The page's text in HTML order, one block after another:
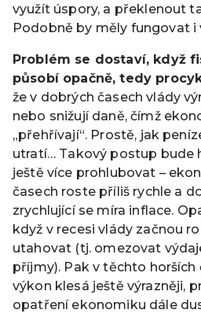
využít úspory, a překlenout
Podobně by měly fungovat i
Problém se dostaví, když
působí opačně, tedy
že v dobrých časech vlády
nebo snižují daně, čímž
„přehřívají“. Prostě, jak
utratí… Takový postup bude
ještě více prohlubovat –
časech roste příliš rychle a
zrychlující se míra inflace.
když v recesi vlády začnou
utahovat (tj. omezovat
příjmy). Pak v těchto
výkon klesá ještě výrazněji,
opatření ekonomiku dále